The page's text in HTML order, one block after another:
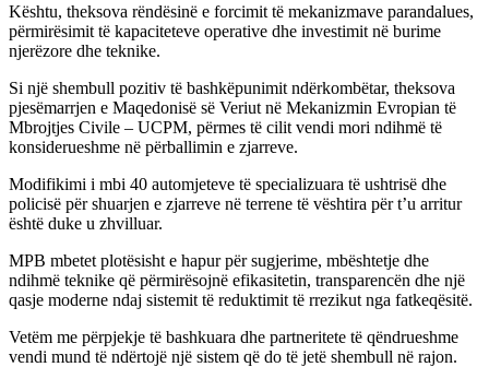
Kështu, theksova rëndësinë e forcimit të mekanizmave parandalues,
përmirësimit të kapaciteteve operative dhe investimit në burime
njerëzore dhe teknike.
Si një shembull pozitiv të bashkëpunimit ndërkombëtar, theksova
pjesëmarrjen e Maqedonisë së Veriut në Mekanizmin Evropian të
Mbrojtjes Civile – UCPM, përmes të cilit vendi mori ndihmë të
konsiderueshme në përballimin e zjarreve.
Modifikimi i mbi 40 automjeteve të specializuara të ushtrisë dhe
policisë për shuarjen e zjarreve në terrene të vështira për t’u arritur
është duke u zhvilluar.
MPB mbetet plotësisht e hapur për sugjerime, mbështetje dhe
ndihmë teknike që përmirësojnë efikasitetin, transparencën dhe një
qasje moderne ndaj sistemit të reduktimit të rrezikut nga fatkeqësitë.
Vetëm me përpjekje të bashkuara dhe partneritete të qëndrueshme
vendi mund të ndërtojë një sistem që do të jetë shembull në rajon.